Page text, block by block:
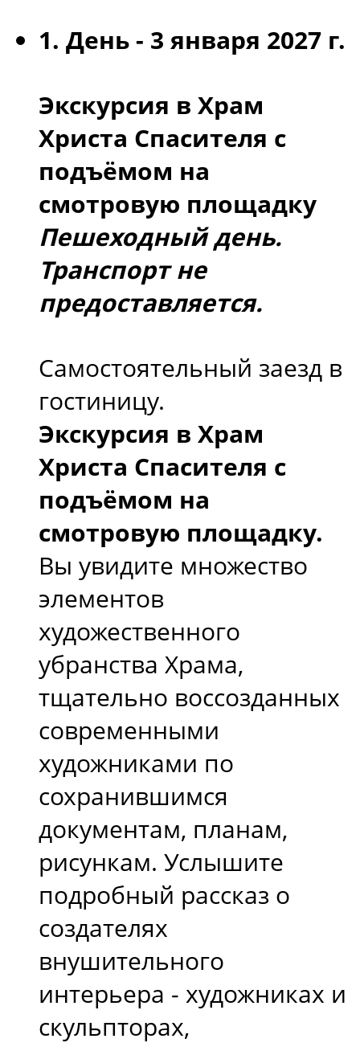
1. День - 3 января 2027 г.
Экскурсия в Храм
Христа Спасителя с
подъёмом на
смотровую площадку
Пешеходный день.
Транспорт не
предоставляется.
Самостоятельный заезд в
гостиницу.
Экскурсия в Храм
Христа Спасителя с
подъёмом на
смотровую площадку.
Вы увидите множество
элементов
художественного
убранства Храма,
тщательно воссозданных
современными
художниками по
сохранившимся
документам, планам,
рисункам. Услышите
подробный рассказ о
создателях
внушительного
интерьера - художниках и
скульпторах,